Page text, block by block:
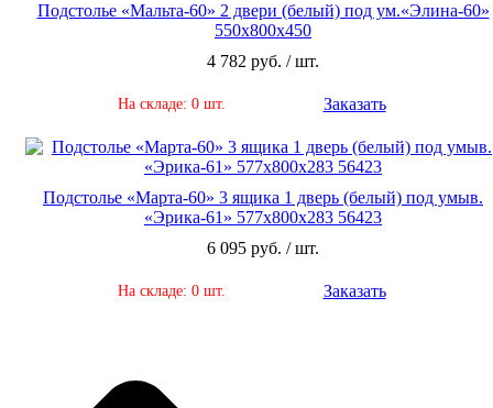
Подстолье «Мальта-60» 2 двери (белый) под ум.«Элина-60»
550х800х450
4 782 руб. / шт.
На складе: 0 шт. Заказать
Подстолье «Марта-60» 3 ящика 1 дверь (белый) под умыв.
«Эрика-61» 577х800х283 56423
6 095 руб. / шт.
На складе: 0 шт. Заказать